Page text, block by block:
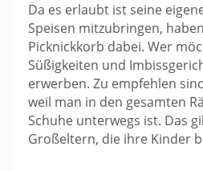
Da es erlaubt ist seine
Speisen mitzubringen,
Picknickkorb dabei. Wer
Süßigkeiten und
erwerben. Zu empfehlen
weil man in den gesamten
Schuhe unterwegs ist. Das
Großeltern, die ihre Kinder